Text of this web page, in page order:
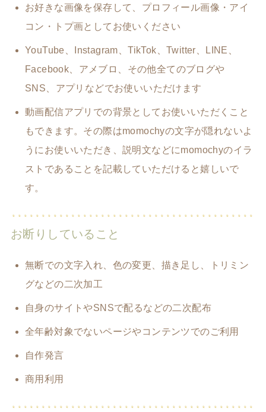
お好きな画像を保存して、プロフィール画像・アイ
コン・トプ画としてお使いください
YouTube、Instagram、TikTok、Twitter、LINE、
Facebook、アメブロ、その他全てのブログや
SNS、アプリなどでお使いいただけます
動画配信アプリでの背景としてお使いいただくこと
もできます。その際はmomochyの文字が隠れないよ
うにお使いいただき、説明文などにmomochyのイラ
ストであることを記載していただけると嬉しいで
す。
お断りしていること
無断での文字入れ、色の変更、描き足し、トリミン
グなどの二次加工
自身のサイトやSNSで配るなどの二次配布
全年齢対象でないページやコンテンツでのご利用
自作発言
商用利用